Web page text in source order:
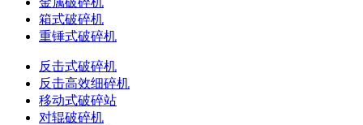
箱式破碎机
重锤式破碎机
反击式破碎机
反击高效细碎机
移动式破碎站
对辊破碎机